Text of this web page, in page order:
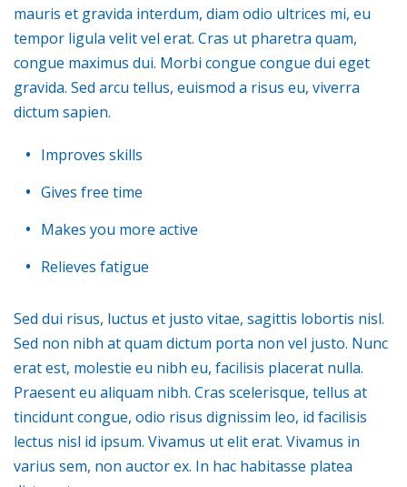
mauris et gravida interdum, diam odio ultrices mi, eu
tempor ligula velit vel erat. Cras ut pharetra quam,
congue maximus dui. Morbi congue congue dui eget
gravida. Sed arcu tellus, euismod a risus eu, viverra
dictum sapien.
Improves skills
Gives free time
Makes you more active
Relieves fatigue
Sed dui risus, luctus et justo vitae, sagittis lobortis nisl.
Sed non nibh at quam dictum porta non vel justo. Nunc
erat est, molestie eu nibh eu, facilisis placerat nulla.
Praesent eu aliquam nibh. Cras scelerisque, tellus at
tincidunt congue, odio risus dignissim leo, id facilisis
lectus nisl id ipsum. Vivamus ut elit erat. Vivamus in
varius sem, non auctor ex. In hac habitasse platea